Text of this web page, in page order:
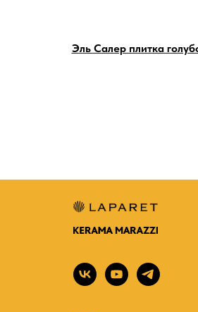
Эль Салер плитка